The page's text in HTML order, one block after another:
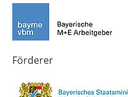
in
Bayern
4.0
Förderer